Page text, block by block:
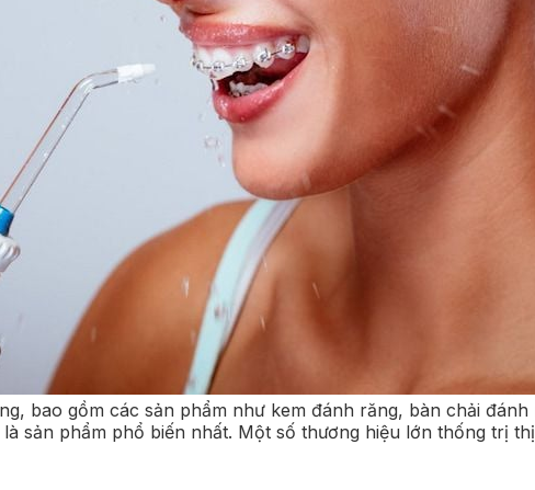
bao gồm các sản phẩm như kem đánh răng, bàn chải
sản phẩm phổ biến nhất. Một số thương hiệu lớn thống trị